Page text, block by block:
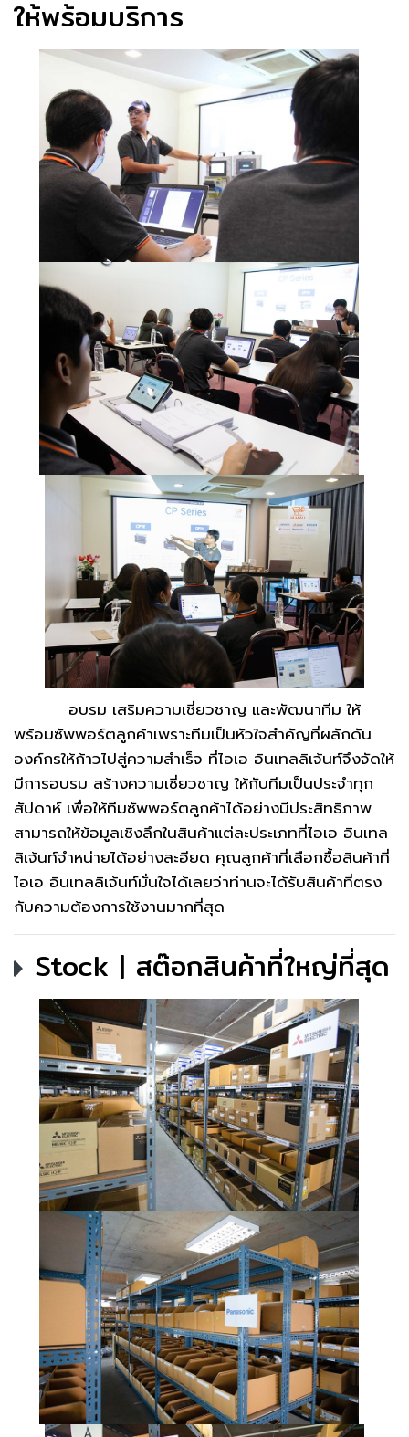
ให้พร้อมบริการ
อบรม เสริมความเชี่ยวชาญ และพัฒนาทีม ให้
พร้อมซัพพอร์ตลูกค้าเพราะทีมเป็นหัวใจสำคัญที่ผลักดัน
องค์กรให้ก้าวไปสู่ความสำเร็จ ที่ไอเอ อินเทลลิเจ้นท์จึงจัดให้
มีการอบรม สร้างความเชี่ยวชาญ ให้กับทีมเป็นประจำทุก
สัปดาห์ เพื่อให้ทีมซัพพอร์ตลูกค้าได้อย่างมีประสิทธิภาพ
สามารถให้ข้อมูลเชิงลึกในสินค้าแต่ละประเภทที่ไอเอ อินเทล
ลิเจ้นท์จำหน่ายได้อย่างละอียด คุณลูกค้าที่เลือกซื้อสินค้าที่
ไอเอ อินเทลลิเจ้นท์มั่นใจได้เลยว่าท่านจะได้รับสินค้าที่ตรง
กับความต้องการใช้งานมากที่สุด
Stock | สต๊อกสินค้าที่ใหญ่ที่สุด